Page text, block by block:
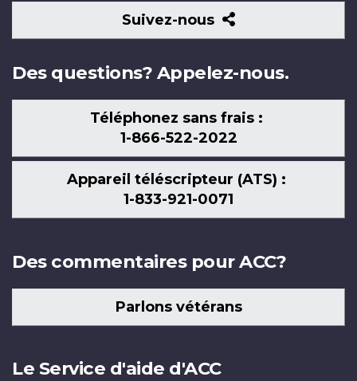
Suivez-nous
Suivez-
nous
Des questions? Appelez-nous.
Téléphonez sans frais :
1-866-522-2022
Appareil téléscripteur (ATS) :
1-833-921-0071
Des commentaires pour ACC?
Parlons vétérans
Le Service d'aide d'ACC